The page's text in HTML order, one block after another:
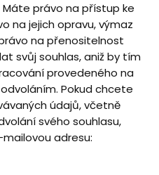
právo na přístup ke
na jejich opravu, výmaz
na přenositelnost
svůj souhlas, aniž by tím
provedeného na
Pokud chcete
údajů, včetně
svého souhlasu,
adresu: